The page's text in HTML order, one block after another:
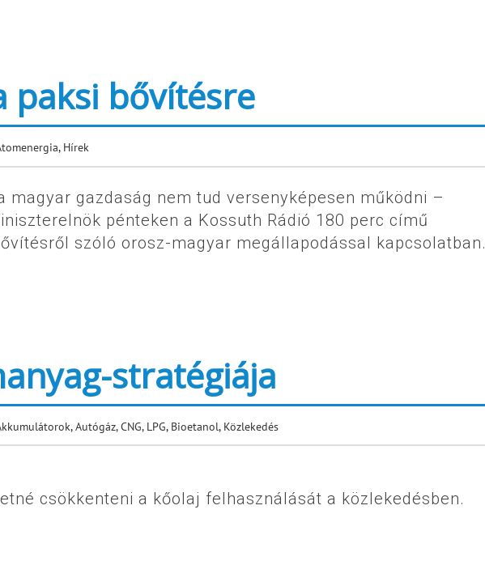
paksi bővítésre
, Hírek
magyar gazdaság nem tud versenyképesen működni –
pénteken a Kossuth Rádió 180 perc című
szóló orosz-magyar megállapodással kapcsolatban.
stratégiája
,Autógáz, CNG, LPG, Bioetanol, Közlekedés
csökkenteni a kőolaj felhasználását a közlekedésben.